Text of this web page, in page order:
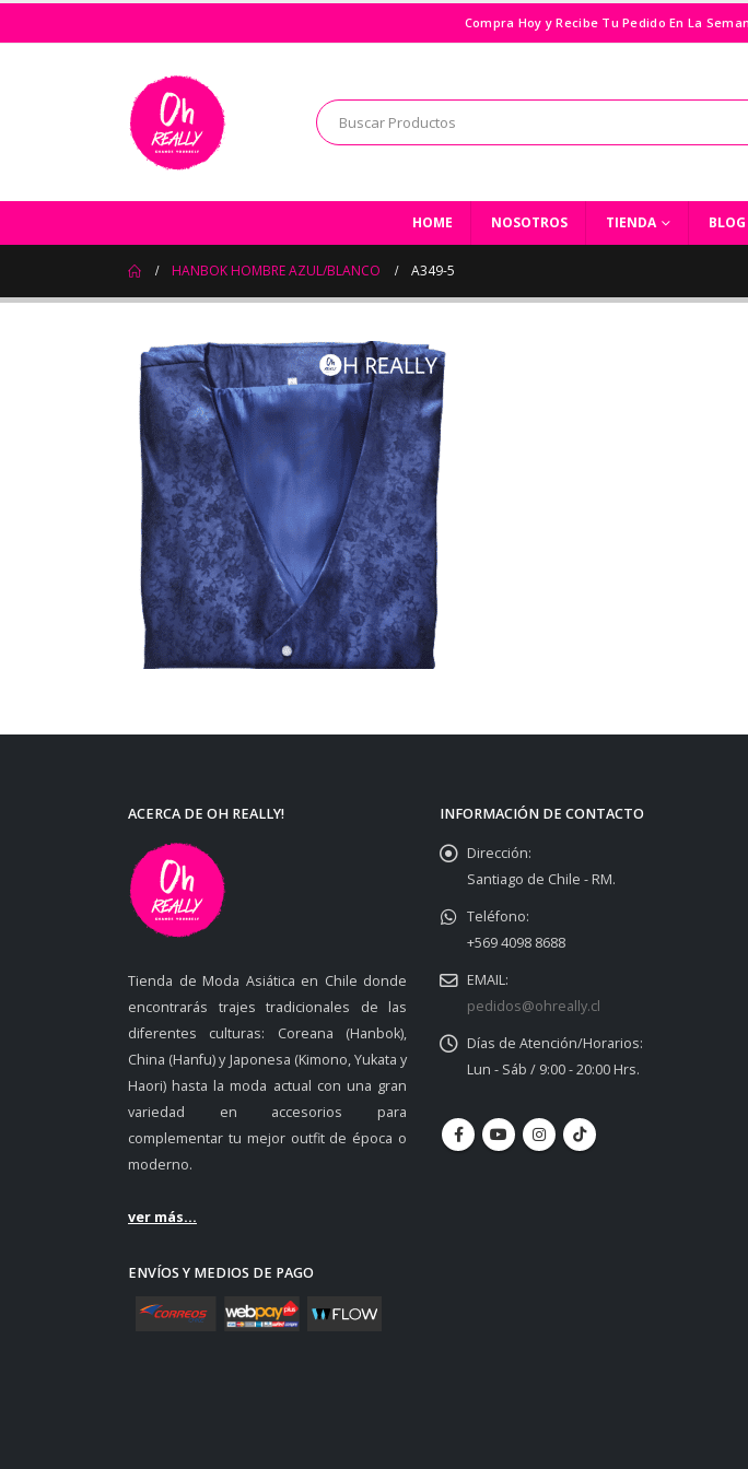
Compra Hoy y Recibe Tu Pedido En La
HOME NOSOTROS TIENDA BLOG
HANBOK HOMBRE AZUL/BLANCO A349-5
ACERCA DE OH REALLY!
Tienda de Moda Asiática en Chile donde
encontrarás trajes tradicionales de las
diferentes culturas: Coreana (Hanbok),
China (Hanfu) y Japonesa (Kimono, Yukata y
Haori) hasta la moda actual con una gran
variedad en accesorios para
complementar tu mejor outfit de época o
moderno.
ver más...
ENVÍOS Y MEDIOS DE PAGO
INFORMACIÓN DE CONTACTO
Dirección:
Santiago de Chile - RM.
Teléfono:
+569 4098 8688
EMAIL:
pedidos@ohreally.cl
Días de Atención/Horarios:
Lun - Sáb / 9:00 - 20:00 Hrs.